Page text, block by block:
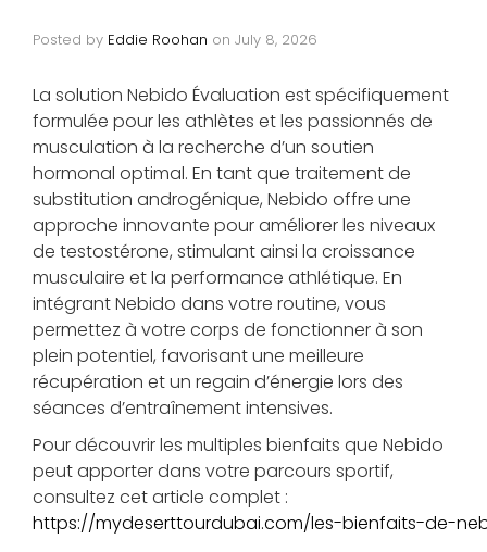
Posted by Eddie Roohan on July 8, 2026
La solution Nebido Évaluation est spécifiquement
formulée pour les athlètes et les passionnés de
musculation à la recherche d’un soutien
hormonal optimal. En tant que traitement de
substitution androgénique, Nebido offre une
approche innovante pour améliorer les niveaux
de testostérone, stimulant ainsi la croissance
musculaire et la performance athlétique. En
intégrant Nebido dans votre routine, vous
permettez à votre corps de fonctionner à son
plein potentiel, favorisant une meilleure
récupération et un regain d’énergie lors des
séances d’entraînement intensives.
Pour découvrir les multiples bienfaits que Nebido
peut apporter dans votre parcours sportif,
consultez cet article complet :
https://mydeserttourdubai.com/les-bienfaits-de-